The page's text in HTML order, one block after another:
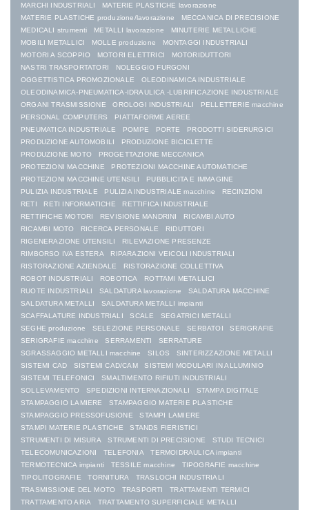
MARCHI INDUSTRIALI
MATERIE PLASTICHE lavorazione
MATERIE PLASTICHE produzione/lavorazione
MECCANICA DI PRECISIONE
MEDICALI strumenti
METALLI lavorazione
MINUTERIE METALLICHE
MOBILI METALLICI
MOLLE produzione
MONTAGGI INDUSTRIALI
MOTORI A SCOPPIO
MOTORI ELETTRICI
MOTORIDUTTORI
NASTRI TRASPORTATORI
NOLEGGIO FURGONI
OGGETTISTICA PROMOZIONALE
OLEODINAMICA INDUSTRIALE
OLEODINAMICA-PNEUMATICA-IDRAULICA -LUBRIFICAZIONE INDUSTRIALE
ORGANI TRASMISSIONE
OROLOGI INDUSTRIALI
PELLETTERIE macchine
PERSONAL COMPUTERS
PIATTAFORME AEREE
PNEUMATICA INDUSTRIALE
POMPE PORTE
PRODOTTI SIDERURGICI
PRODUZIONE AUTOMOBILI
PRODUZIONE BICICLETTE
PRODUZIONE MOTO
PROGETTAZIONE MECCANICA
PROTEZIONI MACCHINE
PROTEZIONI MACCHINE AUTOMATICHE
PROTEZIONI MACCHINE UTENSILI
PUBBLICITA E IMMAGINE
PULIZIA INDUSTRIALE
PULIZIA INDUSTRIALE macchine
RECINZIONI
RETI
RETI INFORMATICHE
RETTIFICA INDUSTRIALE
RETTIFICHE MOTORI
REVISIONE MANDRINI
RICAMBI AUTO
RICAMBI MOTO
RICERCA PERSONALE
RIDUTTORI
RIGENERAZIONE UTENSILI
RILEVAZIONE PRESENZE
RIMBORSO IVA ESTERA
RIPARAZIONI VEICOLI INDUSTRIALI
RISTORAZIONE AZIENDALE
RISTORAZIONE COLLETTIVA
ROBOT INDUSTRIALI
ROBOTICA
ROTTAMI METALLICI
RUOTE INDUSTRIALI
SALDATURA lavorazione
SALDATURA MACCHINE
SALDATURA METALLI
SALDATURA METALLI impianti
SCAFFALATURE INDUSTRIALI
SCALE
SEGATRICI METALLI
SEGHE produzione
SELEZIONE PERSONALE SERBATOI
SERIGRAFIE
SERIGRAFIE macchine
SERRAMENTI
SERRATURE
SGRASSAGGIO METALLI macchine
SILOS
SINTERIZZAZIONE METALLI
SISTEMI CAD
SISTEMI CAD/CAM
SISTEMI MODULARI IN ALLUMINIO
SISTEMI TELEFONICI
SMALTIMENTO RIFIUTI INDUSTRIALI
SOLLEVAMENTO
SPEDIZIONI INTERNAZIONALI
STAMPA DIGITALE
STAMPAGGIO LAMIERE
STAMPAGGIO MATERIE PLASTICHE
STAMPAGGIO PRESSOFUSIONE
STAMPI LAMIERE
STAMPI MATERIE PLASTICHE
STANDS FIERISTICI
STRUMENTI DI MISURA
STRUMENTI DI PRECISIONE
STUDI TECNICI
TELECOMUNICAZIONI
TELEFONIA
TERMOIDRAULICA impianti
TERMOTECNICA impianti
TESSILE macchine
TIPOGRAFIE macchine
TIPOLITOGRAFIE
TORNITURA
TRASLOCHI INDUSTRIALI
TRASMISSIONE DEL MOTO
TRASPORTI
TRATTAMENTI TERMICI
TRATTAMENTO ARIA
TRATTAMENTO SUPERFICIALE METALLI